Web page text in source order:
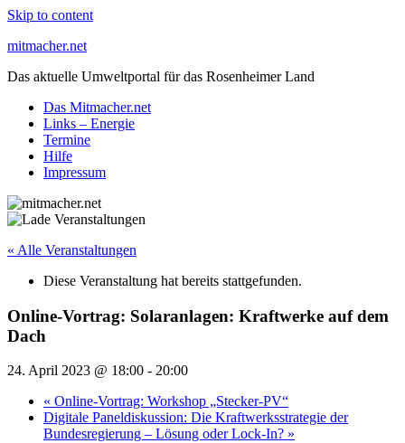
Skip to content
mitmacher.net
Das aktuelle Umweltportal für das Rosenheimer Land
Das Mitmacher.net
Links – Energie
Termine
Hilfe
Impressum
« Alle Veranstaltungen
Diese Veranstaltung hat bereits stattgefunden.
Online-Vortrag: Solaranlagen: Kraftwerke auf dem
Dach
24. April 2023 @ 18:00 - 20:00
« Online-Vortrag: Workshop „Stecker-PV“
Digitale Paneldiskussion: Die Kraftwerksstrategie der
Bundesregierung – Lösung oder Lock-In? »